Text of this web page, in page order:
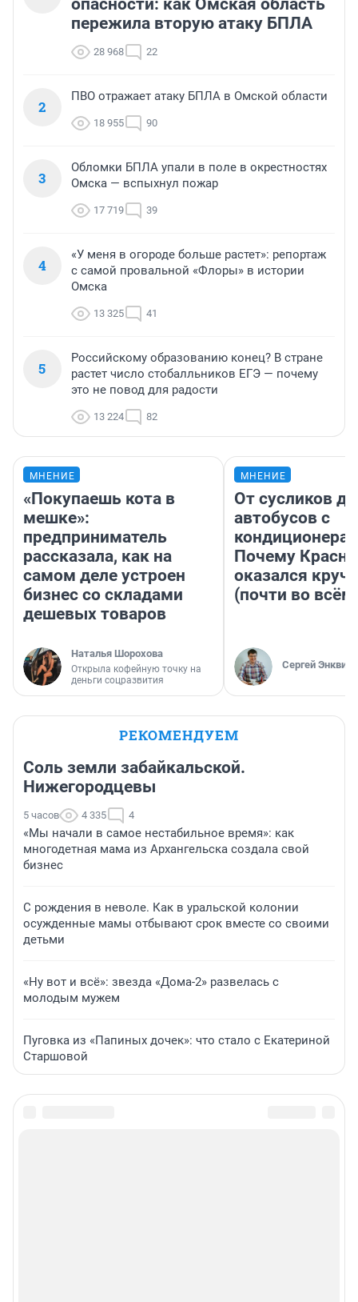
опасности: как Омская область
пережила вторую атаку БПЛА
28 968 22
2
ПВО отражает атаку БПЛА в Омской области
18 955 90
3
Обломки БПЛА упали в поле в окрестностях
Омска — вспыхнул пожар
17 719 39
4
«У меня в огороде больше растет»: репортаж
с самой провальной «Флоры» в истории
Омска
13 325 41
5
Российскому образованию конец? В стране
растет число стобалльников ЕГЭ — почему
это не повод для радости
13 224 82
МНЕНИЕ
«Покупаешь кота в
мешке»:
предприниматель
рассказала, как на
самом деле устроен
бизнес со складами
дешевых товаров
Наталья Шорохова
Открыла кофейную точку на
деньги соцразвития
МНЕНИЕ
От сусликов до
автобусов с
Почему
оказался
(почти во
Сергей Энквист
РЕКОМЕНДУЕМ
Соль земли забайкальской.
Нижегородцевы
5 часов 4 335 4
«Мы начали в самое нестабильное время»: как
многодетная мама из Архангельска создала свой
бизнес
С рождения в неволе. Как в уральской колонии
осужденные мамы отбывают срок вместе со своими
детьми
«Ну вот и всё»: звезда «Дома-2» развелась с
молодым мужем
Пуговка из «Папиных дочек»: что стало с Екатериной
Старшовой